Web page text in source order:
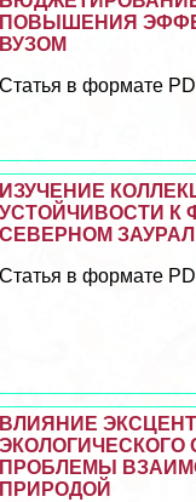
ПОВЫШЕНИЯ
ВУЗОМ
Статья в формате
ИЗУЧЕНИЕ
УСТОЙЧИВОСТИ К
СЕВЕРНОМ
Статья в формате
ВЛИЯНИЕ
ПРОБЛЕМЫ
ПРИРОДОЙ